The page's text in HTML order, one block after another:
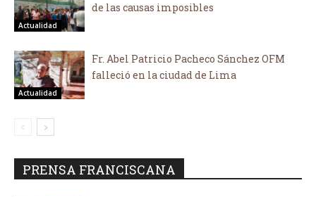
Actualidad
de las causas imposibles
Actualidad
Fr. Abel Patricio Pacheco Sánchez OFM
falleció en la ciudad de Lima
PRENSA FRANCISCANA